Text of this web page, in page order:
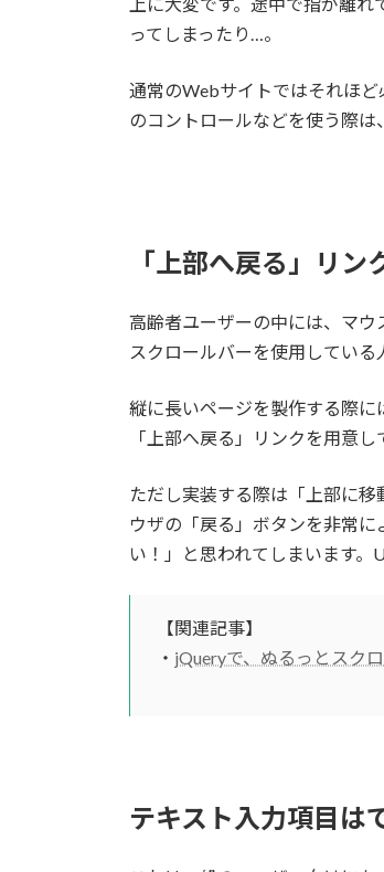
ってしまったり…。
通常のWebサイトではそれほ
のコントロールなどを使う際は
「上部へ戻る」リン
高齢者ユーザーの中には、マ
スクロールバーを使用している
縦に長いページを製作する際
「上部へ戻る」リンクを用意し
ただし実装する際は「上部に
ウザの「戻る」ボタンを非常
い！」と思われてしまいます。
【関連記事】
・ jQueryで、ぬるっとスク
テキスト入力項目は